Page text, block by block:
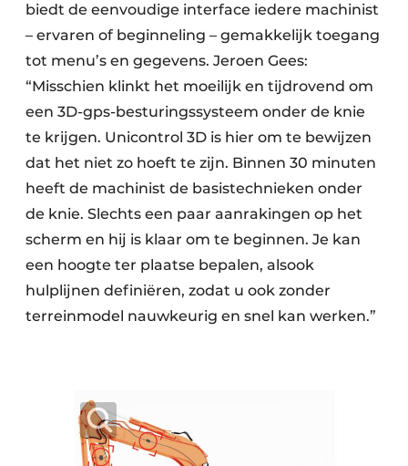
biedt de eenvoudige interface iedere machinist
– ervaren of beginneling – gemakkelijk toegang
tot menu’s en gegevens. Jeroen Gees:
“Misschien klinkt het moeilijk en tijdrovend om
een 3D-gps-besturingssysteem onder de knie
te krijgen. Unicontrol 3D is hier om te bewijzen
dat het niet zo hoeft te zijn. Binnen 30 minuten
heeft de machinist de basistechnieken onder
de knie. Slechts een paar aanrakingen op het
scherm en hij is klaar om te beginnen. Je kan
een hoogte ter plaatse bepalen, alsook
hulplijnen definiëren, zodat u ook zonder
terreinmodel nauwkeurig en snel kan werken.”